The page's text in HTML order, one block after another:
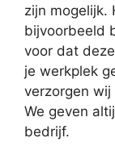
zijn mogelijk.
bijvoorbeeld
voor dat
je werkplek
verzorgen
We geven
bedrijf.